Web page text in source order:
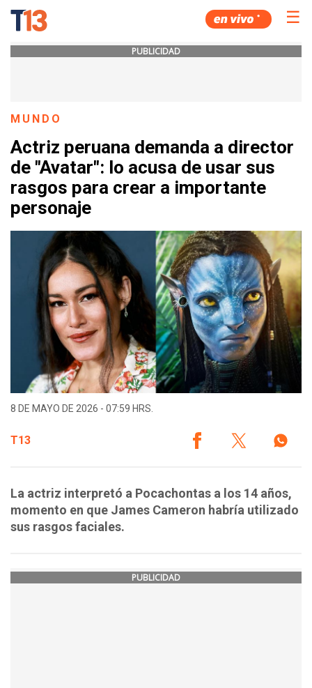
☰
PUBLICIDAD
MUNDO
Actriz peruana demanda a director
de "Avatar": lo acusa de usar sus
rasgos para crear a importante
personaje
8 DE MAYO DE 2026 - 07:59 HRS.
T13
La actriz interpretó a Pocachontas a los 14 años,
momento en que James Cameron habría utilizado
sus rasgos faciales.
PUBLICIDAD